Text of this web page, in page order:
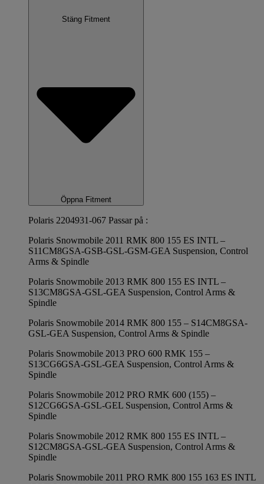
Stäng Fitment
Öppna Fitment
Polaris 2204931-067 Passar på :
Polaris Snowmobile 2011 RMK 800 155 ES INTL –
S11CM8GSA-GSB-GSL-GSM-GEA Suspension, Control
Arms & Spindle
Polaris Snowmobile 2013 RMK 800 155 ES INTL –
S13CM8GSA-GSL-GEA Suspension, Control Arms &
Spindle
Polaris Snowmobile 2014 RMK 800 155 – S14CM8GSA-
GSL-GEA Suspension, Control Arms & Spindle
Polaris Snowmobile 2013 PRO 600 RMK 155 –
S13CG6GSA-GSL-GEA Suspension, Control Arms &
Spindle
Polaris Snowmobile 2012 PRO RMK 600 (155) –
S12CG6GSA-GSL-GEL Suspension, Control Arms &
Spindle
Polaris Snowmobile 2012 RMK 800 155 ES INTL –
S12CM8GSA-GSL-GEA Suspension, Control Arms &
Spindle
Polaris Snowmobile 2011 PRO RMK 800 155 163 ES INTL